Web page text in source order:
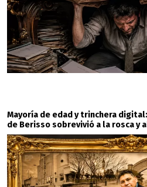
Mayoría de edad y trinchera
de Berisso sobrevivió a la rosca y